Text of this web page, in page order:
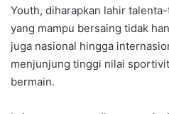
Youth, diharapkan lahir
yang mampu bersaing tidak
juga nasional hingga
menjunjung tinggi nilai
bermain.